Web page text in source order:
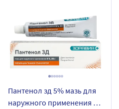
Пантенол зд 5% мазь для
наружного применения 30